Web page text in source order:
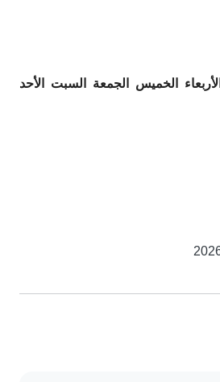
الأربعاء الخميس الجمعة السبت
الأحد